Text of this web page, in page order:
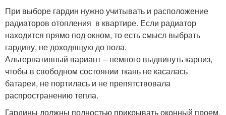
При выборе гардин нужно учитывать и расположение
радиаторов отопления в квартире. Если радиатор
находится прямо под окном, то есть смысл выбрать
гардину, не доходящую до пола.
Альтернативный вариант – немного выдвинуть карниз,
чтобы в свободном состоянии ткань не касалась
батареи, не портилась и не препятствовала
распространению тепла.
Гардины должны полностью прикрывать оконный проем,